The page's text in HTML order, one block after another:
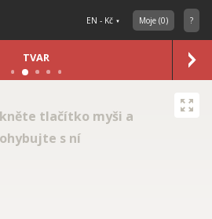
EN - Kč Moje (0) ?
TVAR
tlačítko myši a
s ní